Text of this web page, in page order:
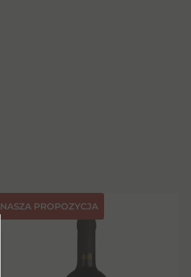
NASZA PROPOZYCJA